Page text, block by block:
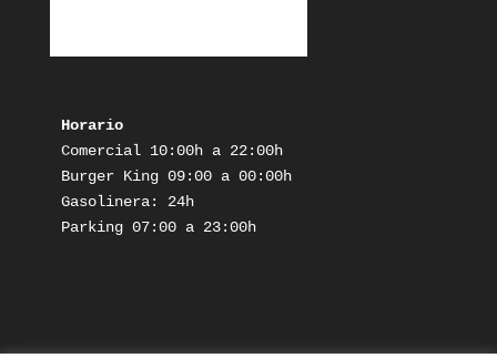
Horario
Comercial 10:00h a 22:00h
Burger King 09:00 a 00:00h
Gasolinera: 24h
Parking 07:00 a 23:00h